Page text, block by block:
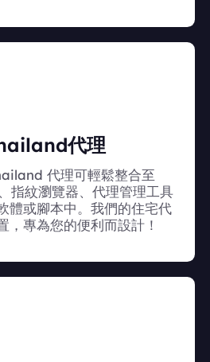
代理
代理可輕鬆整合至
指紋瀏覽器、代理管理工具
體或腳本中。我們的住宅代
，專為您的便利而設計！